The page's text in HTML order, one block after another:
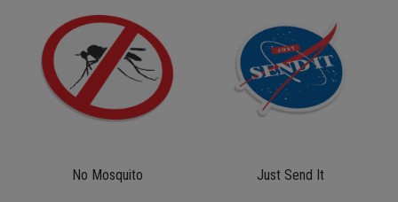
No Mosquito Just Send It